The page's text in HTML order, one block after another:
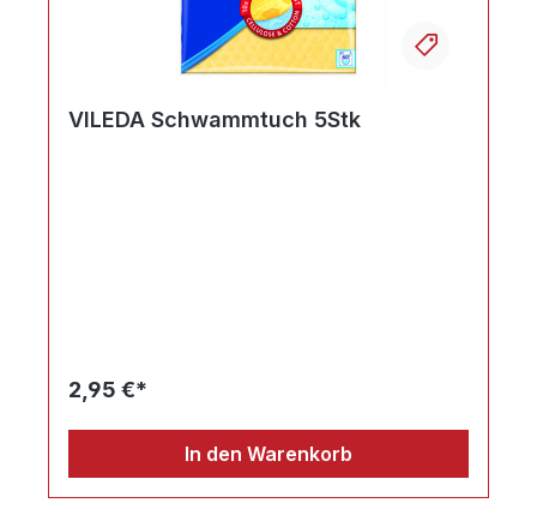
VILEDA Schwammtuch 5Stk
2,95 €*
In den Warenkorb